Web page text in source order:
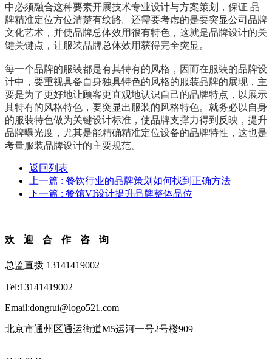
中必须融合这种要素开展技术专业设计与方案策划，保证 品
牌精准定位方位清楚有纹路。还需要考虑的是要突显公司品牌
文化艺术，并使品牌总体效用很有特色，这就是品牌设计的关
键关键点，让服装品牌总体效用获得完全突显。
每一个品牌的服装都是有其特有的风格，因而在服装的品牌设
计中，要重视具备自身独具特色的风格的服装品牌的展现，主
要是为了更好地让顾客更直观地认识自己的品牌特点，以展示
其特有的风格特色，要突显出服装的风格特色。就务必以自身
的服装特色做为关键设计标准，使品牌支撑力得到反映，提升
品牌曝光度，尤其是能精确精准定位设备的品牌特性，这也是
考量服装品牌设计的主要规范。
返回列表
上一篇 : 餐饮行业的品牌策划如何找到正确方法
下一篇 : 餐馆VI设计提升品牌整体品位
欢迎合作咨询
总监直拨 13141419002
Tel:13141419002
Email:dongrui@logo521.com
北京市通州区通运街道M5运河一号2号楼909